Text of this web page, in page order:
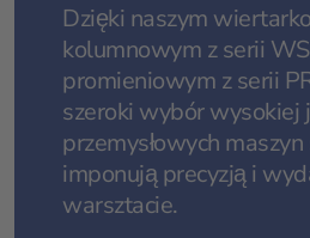
Dzięki naszym
kolumnowym z serii
promieniowym z serii
szeroki wybór wysokiej
przemysłowych
imponują precyzją i
warsztacie.